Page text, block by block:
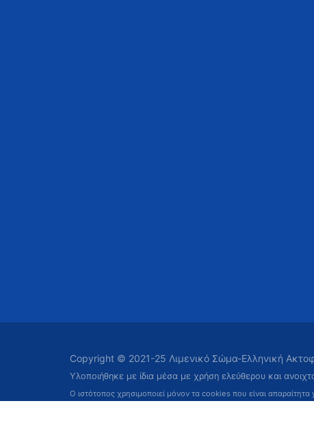
Copyright © 2021-25 Λιμενικό Σώμα-Ελληνική
Υλοποιήθηκε με ίδια μέσα με χρήση ελεύθερου και
Ο ιστότοπος χρησιμοποιεί μόνον τα cookies που είναι απαραίτητα